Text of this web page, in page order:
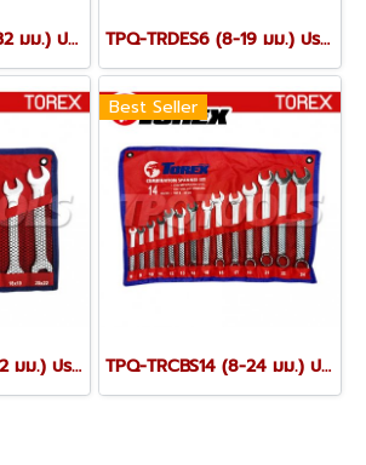
TPQ-TRDES12 (6-32 มม.) ประแจปากตายชุด 12 ตัว TOREX TPQ-TRDES6 (8-19 มม.) ประแจปากตายชุด 6 ตัว TOREX
TPQ-TRDES8 (6-22 มม.) ประแจปากตายชุด 8 ตัว TOREX
Best Seller
TPQ-TRCBS14 (8-24 มม.) ประแจแหวนข้างปากตายชุด 14 ตัว TOREX